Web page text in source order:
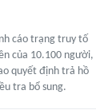
cáo trạng truy tố
của 10.100 người,
quyết định trả hồ
tra bổ sung.